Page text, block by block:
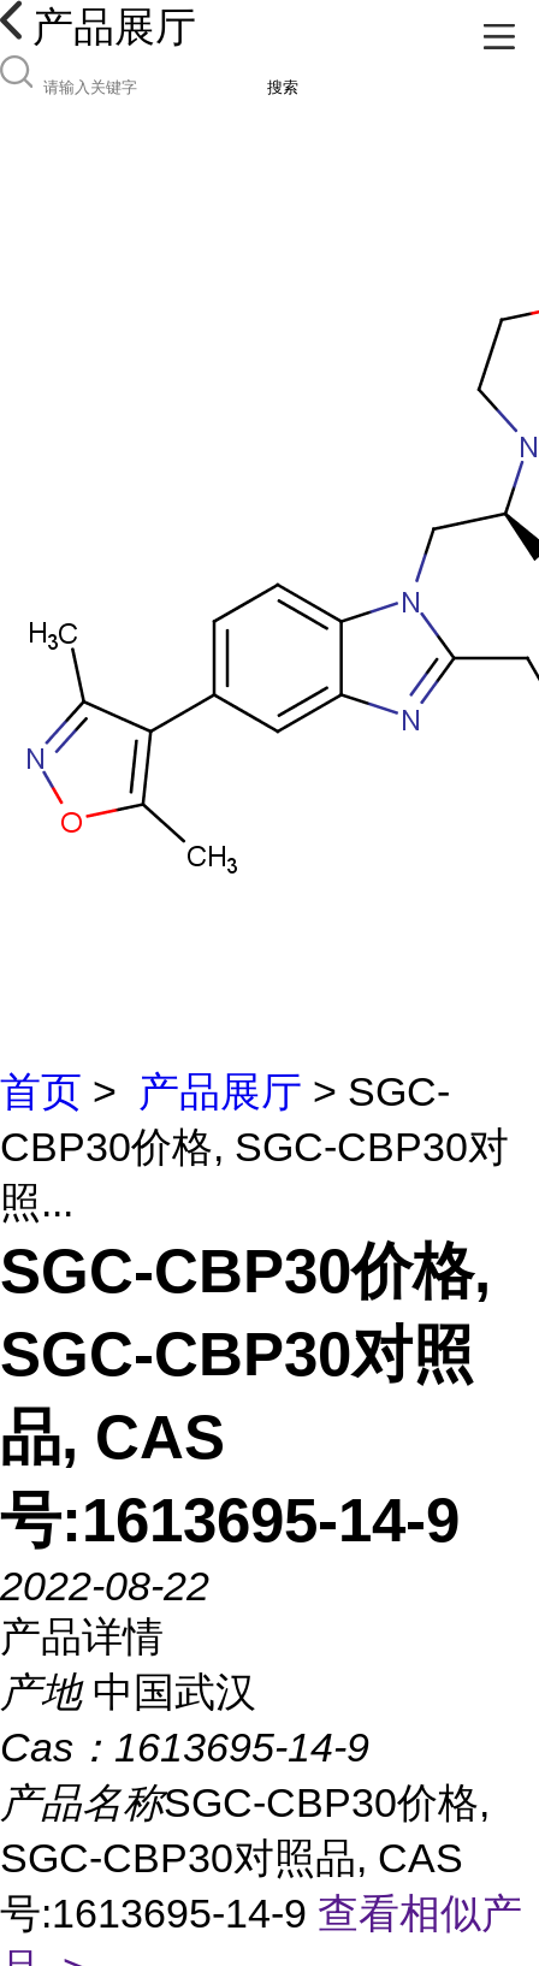
产品展厅
搜索
首页 > 产品展厅 > SGC-
CBP30价格, SGC-CBP30对
照...
SGC-CBP30价格,
SGC-CBP30对照
品, CAS
号:1613695-14-9
2022-08-22
产品详情
产地 中国武汉
Cas： 1613695-14-9
产品名称SGC-CBP30价格,
SGC-CBP30对照品, CAS
号:1613695-14-9 查看相似产